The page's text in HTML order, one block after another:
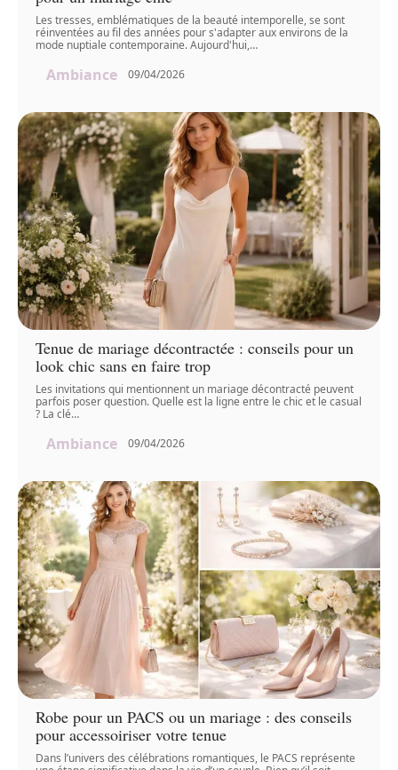
Les tresses, emblématiques de la beauté intemporelle, se sont
réinventées au fil des années pour s'adapter aux environs de la
mode nuptiale contemporaine. Aujourd'hui,…
Ambiance 09/04/2026
Tenue de mariage décontractée : conseils pour un
look chic sans en faire trop
Les invitations qui mentionnent un mariage décontracté peuvent
parfois poser question. Quelle est la ligne entre le chic et le casual
? La clé…
Ambiance 09/04/2026
Robe pour un PACS ou un mariage : des conseils
pour accessoiriser votre tenue
Dans l’univers des célébrations romantiques, le PACS représente